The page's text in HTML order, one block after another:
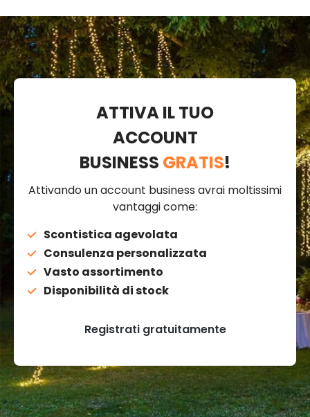
ATTIVA IL TUO
ACCOUNT
BUSINESS GRATIS!
Attivando un account business avrai moltissimi
vantaggi come:
Scontistica agevolata
Consulenza personalizzata
Vasto assortimento
Disponibilità di stock
Registrati gratuitamente